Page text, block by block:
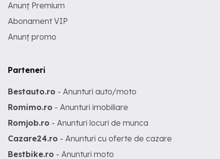
Anunț Premium
Abonament VIP
Anunț promo
Parteneri
Bestauto.ro - Anunturi auto/moto
Romimo.ro - Anunturi imobiliare
Romjob.ro - Anunturi locuri de munca
Cazare24.ro - Anunturi cu oferte de cazare
Bestbike.ro - Anunturi moto